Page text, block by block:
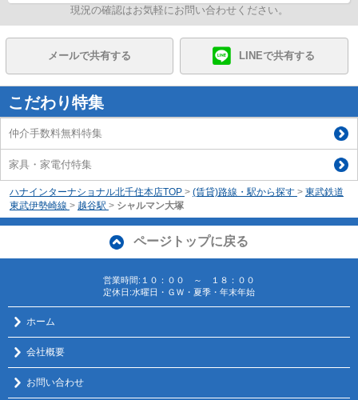
現況の確認はお気軽にお問い合わせください。
メールで共有する LINEで共有する
こだわり特集
仲介手数料無料特集
家具・家電付特集
ハナインターナショナル北千住本店TOP > (賃貸)路線・駅から探す > 東武鉄道
東武伊勢崎線 > 越谷駅 > シャルマン大塚
ページトップに戻る
営業時間:１０：００ ～ １８：００
定休日:水曜日・ＧＷ・夏季・年末年始
ホーム
会社概要
お問い合わせ